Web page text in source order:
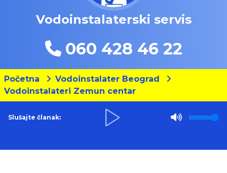
Vodoinstalaterski servis
060 428 46 22
Početna
Vodoinstalater Beograd
Vodoinstalateri Zemun centar
Slušajte članak: